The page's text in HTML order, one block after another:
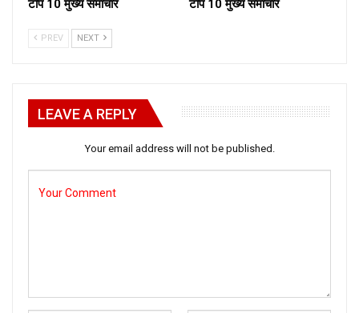
टॉप 10 मुख्य समाचार टॉप 10 मुख्य समाचार
PREV NEXT
LEAVE A REPLY
Your email address will not be published.